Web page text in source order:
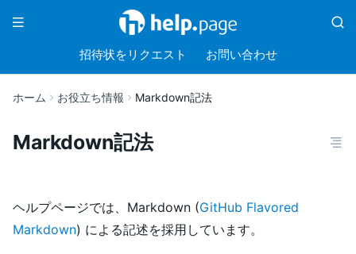
招待状をリクエスト お問い合わせ
ホーム お役立ち情報 Markdown記法
Markdown記法
ヘルプページでは、Markdown (GitHub Flavored
Markdown) による記述を採用しています。